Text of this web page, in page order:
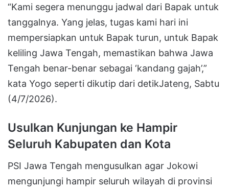
“Kami segera menunggu jadwal dari Bapak untuk
tanggalnya. Yang jelas, tugas kami hari ini
mempersiapkan untuk Bapak turun, untuk Bapak
keliling Jawa Tengah, memastikan bahwa Jawa
Tengah benar-benar sebagai ‘kandang gajah’,”
kata Yogo seperti dikutip dari detikJateng, Sabtu
(4/7/2026).
Usulkan Kunjungan ke Hampir
Seluruh Kabupaten dan Kota
PSI Jawa Tengah mengusulkan agar Jokowi
mengunjungi hampir seluruh wilayah di provinsi